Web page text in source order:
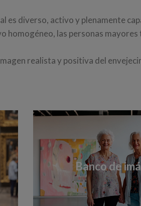
es diverso, activo y plenamente
homogéneo, las personas
realista y positiva del
Banco de